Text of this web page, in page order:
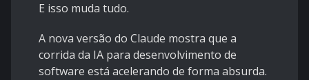
E isso muda tudo.
A nova versão do Claude mostra que a
corrida da IA para desenvolvimento de
software está acelerando de forma absurda.